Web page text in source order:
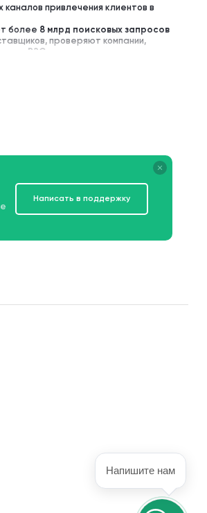
привлечения клиентов в
более 8 млрд поисковых запросов
проверяют компании,
B2C
Написать в поддержку
Напишите нам